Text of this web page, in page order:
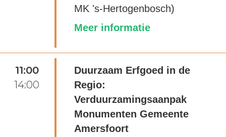
MK 's-Hertogenbosch)
Meer informatie
11:00
14:00
Duurzaam Erfgoed in de
Regio:
Verduurzamingsaanpak
Monumenten Gemeente
Amersfoort